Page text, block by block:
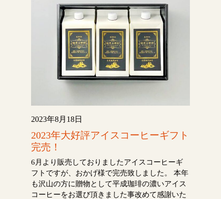
2023年8月18日
2023年大好評アイスコーヒーギフト
完売！
6月より販売しておりましたアイスコーヒーギ
フトですが、おかげ様で完売致しました。 本年
も沢山の方に贈物として平成珈琲の濃いアイス
コーヒーをお選び頂きました事改めて感謝いた